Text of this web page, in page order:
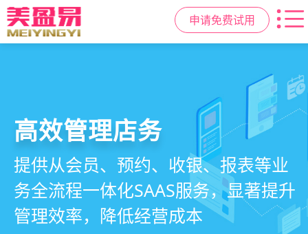
申请免费试用
美容美发管理系统
店务+拓客+020一体化，一站式解决
美发门店经营管理需求
高效管理店务
提供从会员、预约、收银、报表等业
务全流程一体化SAAS服务，显著提升
管理效率，降低经营成本
社交裂变拓客
基于拼团、砍价、分销、异业合作等
网红社交营销玩法，海量爆款方案一
键套用，快速引爆门店客流
小程序商城
小程序链接商家、手艺人、客户，打
通线上线下，让口碑传播有抓手，赋
能社交裂变，盘活私域流量